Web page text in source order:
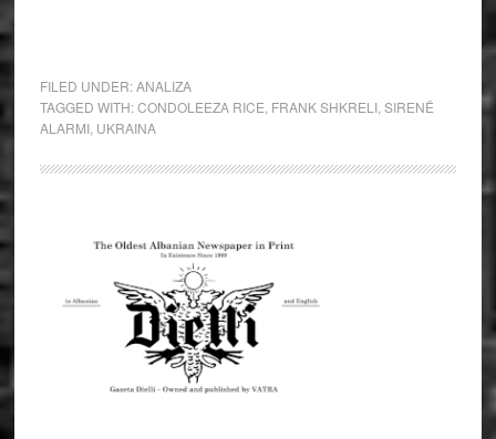
FILED UNDER:ANALIZA
TAGGED WITH:CONDOLEEZA RICE FRANK SHKRELI, SIRENË
ALARMI, UKRAINA